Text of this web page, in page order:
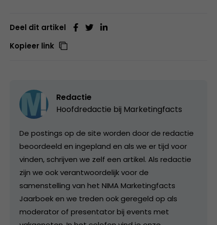
Deel dit artikel
Kopieer link
Redactie
Hoofdredactie bij Marketingfacts
De postings op de site worden door de redactie
beoordeeld en ingepland en als we er tijd voor
vinden, schrijven we zelf een artikel. Als redactie
zijn we ook verantwoordelijk voor de
samenstelling van het NIMA Marketingfacts
Jaarboek en we treden ook geregeld op als
moderator of presentator bij events met